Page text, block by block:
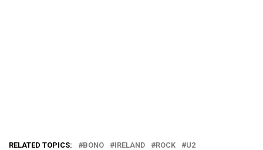
RELATED TOPICS: BONO IRELAND ROCK U2